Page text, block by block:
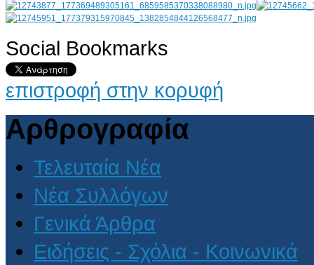
AdmirorGallery 4.5.0, author/s Vasiljevski& Kekeljevic
Social Bookmarks
επιστροφή στην κορυφή
Αρθρογραφία
Τελευταία Νέα
Νέα Συλλόγων
Γενικά Άρθρα
Ειδήσεις - Σχόλια - Κοινωνικά